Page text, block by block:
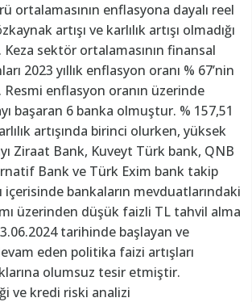
ortalamasının enflasyona dayalı reel
artışı ve karlılık artışı olmadığı
sektör ortalamasının finansal
2023 yıllık enflasyon oranı % 67’nin
Resmi enflasyon oranın üzerinde
başaran 6 banka olmuştur. % 157,51
artışında birinci olurken, yüksek
Ziraat Bank, Kuveyt Türk bank, QNB
Bank ve Türk Exim bank takip
içerisinde bankaların mevduatlarındaki
üzerinden düşük faizli TL tahvil alma
tarihinde başlayan ve
eden politika faizi artışları
olumsuz tesir etmiştir.
ve kredi riski analizi